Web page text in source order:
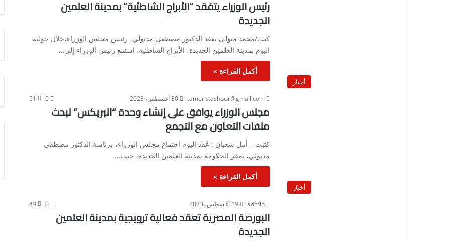
رئيس الوزراء يتفقد “الأبراج الشاطئية” بمدينة العلمين
الجديدة
كتب/محمد متولى تفقد الدكتور مصطفى مدبولي، رئيس مجلس الوزراء،خلال جولته
اليوم بمدينة العلمين الجديدة، الأبراج الشاطئية. استمع رئيس الوزراء إلى…
أكمل القراءة »
أخبار
tamer.s.ashour@gmail.com 30 أغسطس، 2023 0
51
مجلس الوزراء يوافق على إنشاء وحدة “البريكس” لبحث
ملفات التعاون مع التجمع
كتبت – أمل شعبان : عُقد اليوم اجتماع مجلس الوزراء، برئاسة الدكتور مصطفى
مدبولي، بمقر الحكومة بمدينة العلمين الجديدة، حيث…
أكمل القراءة »
أخبار
admin 19 أغسطس، 2023 0
49
البورصة المصرية تعقد فعالية ترويجية بمدينة العلمين
الجديدة